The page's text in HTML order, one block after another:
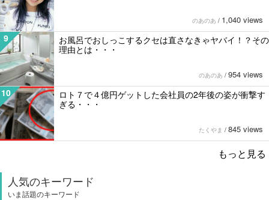
のあのあ / 1,040 views
9
お風呂でおしっこするクセは直さなきゃヤバイ！？その
理由とは・・・
のあのあ / 954 views
10
ロト７で４億円ゲットした会社員の2年後の姿が衝撃す
ぎる・・・
たくやま / 845 views
もっと見る
人気のキーワード
いま話題のキーワード